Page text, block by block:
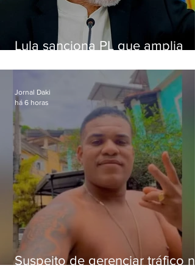
Lula sanciona PL que amplia
crianças
Suspeito de gerenciar tráfico na
Jornal Daki
há 6 horas